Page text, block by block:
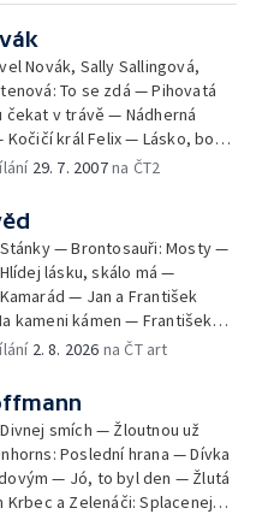
Novák, Sally Sallingová,
To se zdá — Pihovatá
čekat v trávě — Nádherná
král Felix — Lásko, bože
máj — Čím je to, lásko —
29. 7. 2007na ČT2
— Brontosauři: Mosty —
lásku, skálo má —
— Jan a František
kameni kámen — František
z papíru — Razítka — Spirituál
— Jan a František
— Jan Nedvěd:
a František Nedvědovi:
Nedvěd a přátelé: Tulácký
Nedvědovi: Neublížil
2. 8. 2026 na ČT art
smích — Žloutnou už
Poslední hrana — Dívka
— Jó, to byl den — Žlutá
Krbec a Zelenáči: Splacenej